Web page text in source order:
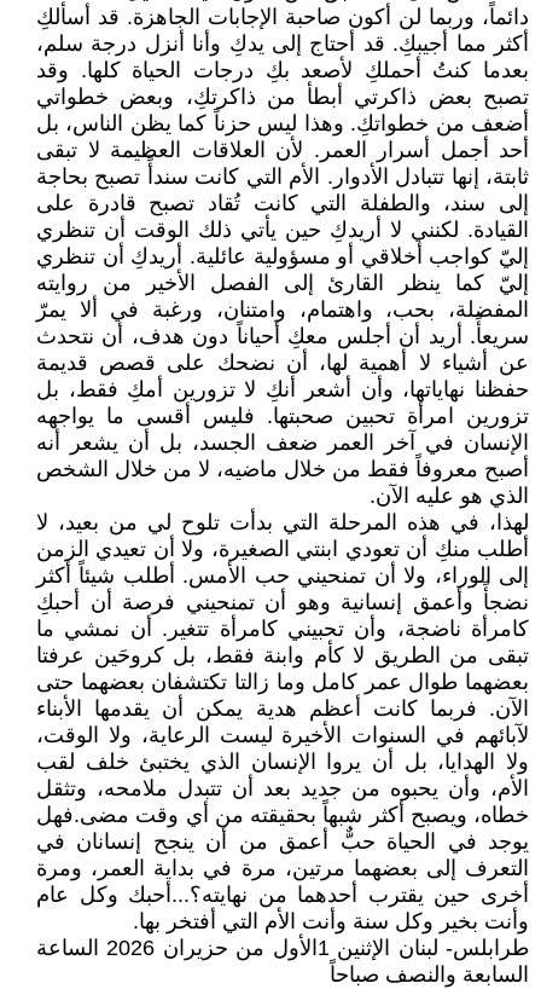
دائماً، وربما لن أكون صاحبة الإجابات الجاهزة. قد أسألكِ
أكثر مما أجيبكِ. قد أحتاج إلى يدكِ وأنا أنزل درجة سلم،
بعدما كنتُ أحملكِ لأصعد بكِ درجات الحياة كلها. وقد
تصبح بعض ذاكرتي أبطأ من ذاكرتكِ، وبعض خطواتي
أضعف من خطواتكِ. وهذا ليس حزناً كما يظن الناس، بل
أحد أجمل أسرار العمر. لأن العلاقات العظيمة لا تبقى
ثابتة، إنها تتبادل الأدوار. الأم التي كانت سندأً تصبح بحاجة
إلى سند، والطفلة التي كانت تُقاد تصبح قادرة على
القيادة. لكنني لا أريدكِ حين يأتي ذلك الوقت أن تنظري
إليّ كواجب أخلاقي أو مسؤولية عائلية. أريدكِ أن تنظري
إليّ كما ينظر القارئ إلى الفصل الأخير من روايته
المفضلة، بحب، واهتمام، وامتنان، ورغبة في ألا يمرّ
سريعأً. أريد أن أجلس معكِ أحياناً دون هدف، أن نتحدث
عن أشياء لا أهمية لها، أن نضحك على قصص قديمة
حفظنا نهاياتها، وأن أشعر أنكِ لا تزورين أمكِ فقط، بل
تزورين امرأة تحبين صحبتها. فليس أقسى ما يواجهه
الإنسان في آخر العمر ضعف الجسد، بل أن يشعر أنه
أصبح معروفاً فقط من خلال ماضيه، لا من خلال الشخص
الذي هو عليه الآن.
لهذا، في هذه المرحلة التي بدأت تلوح لي من بعيد، لا
أطلب منكِ أن تعودي ابنتي الصغيرة، ولا أن تعيدي الزمن
إلى الوراء، ولا أن تمنحيني حب الأمس. أطلب شيئاً أكثر
نضجأً وأعمق إنسانية وهو أن تمنحيني فرصة أن أحبكِ
كامرأة ناضجة، وأن تحبيني كامرأة تتغير. أن نمشي ما
تبقى من الطريق لا كأم وابنة فقط، بل كروحَين عرفتا
بعضهما طوال عمر كامل وما زالتا تكتشفان بعضهما حتى
الآن. فربما كانت أعظم هدية يمكن أن يقدمها الأبناء
لآبائهم في السنوات الأخيرة ليست الرعاية، ولا الوقت،
ولا الهدايا، بل أن يروا الإنسان الذي يختبئ خلف لقب
الأم، وأن يحبوه من جديد بعد أن تتبدل ملامحه، وتثقل
خطاه، ويصبح أكثر شبهاً بحقيقته من أي وقت مضى.فهل
يوجد في الحياة حبٌّ أعمق من أن ينجح إنسانان في
التعرف إلى بعضهما مرتين، مرة في بداية العمر، ومرة
أخرى حين يقترب أحدهما من نهايته؟...أحبك وكل عام
وأنت بخير وكل سنة وأنت الأم التي أفتخر بها.
طرابلس- لبنان الإثنين 1الأول من حزيران 2026 الساعة
السابعة والنصف صباحاً